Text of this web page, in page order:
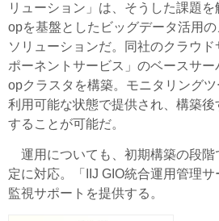
リューション」は、そうした課題
opを基盤としたビッグデータ活用
ソリューションだ。同社のクラウド
ポーネントサービス」のベースサ
opクラスタを構築。モニタリング
利用可能な状態で提供され、構築後
することが可能だ。
運用についても、初期構築の段階
定に対応。「IIJ GIO統合運用管理サ
監視サポートを提供する。